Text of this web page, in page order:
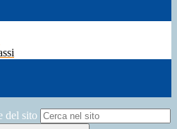
del sito